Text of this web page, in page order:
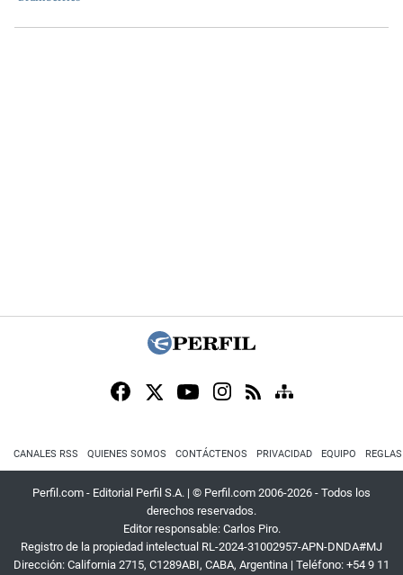
CANALES RSS QUIENES SOMOS CONTÁCTENOS PRIVACIDAD EQUIPO
Perfil.com - Editorial Perfil S.A. | © Perfil.com 2006-2026 - Todos los
derechos reservados.
Editor responsable: Carlos Piro.
Registro de la propiedad intelectual RL-2024-31002957-APN-DNDA#MJ
Dirección: California 2715, C1289ABI, CABA, Argentina | Teléfono: +54 9 11